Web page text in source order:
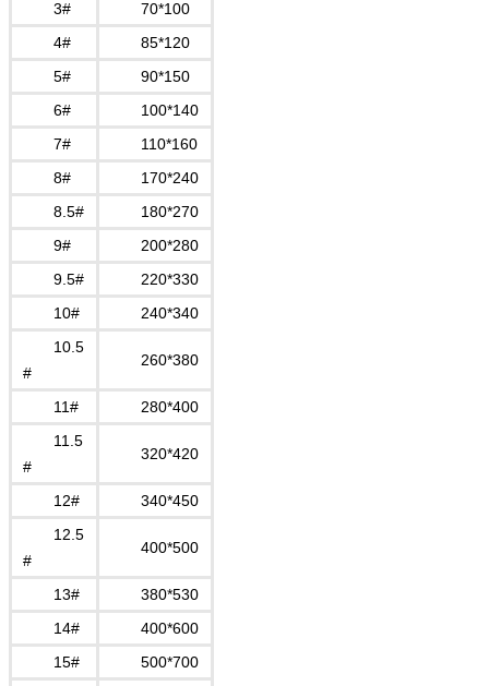
3#
70*100
4#
85*120
5#
90*150
6#
100*140
7#
110*160
8#
170*240
8.5#
180*270
9#
200*280
9.5#
220*330
10#
240*340
10.5
#
260*380
11#
280*400
11.5
#
320*420
12#
340*450
12.5
#
400*500
13#
380*530
14#
400*600
15#
500*700